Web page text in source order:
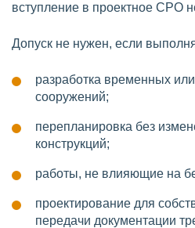
вступление в проектное СРО
Допуск не нужен, если
разработка временных
сооружений;
перепланировка без
конструкций;
работы, не влияющие на
проектирование для
передачи документации